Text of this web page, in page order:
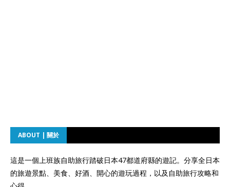
ABOUT | 關於
這是一個上班族自助旅行踏破日本47都道府縣的遊記。分享全日本
的旅遊景點、美食、好酒、開心的遊玩過程，以及自助旅行攻略和